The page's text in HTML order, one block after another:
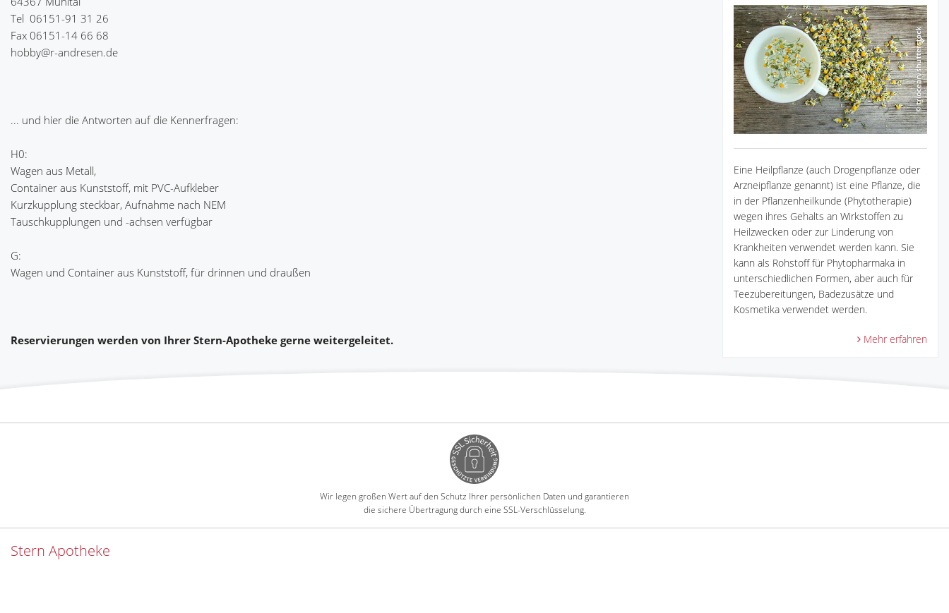
Tel 06151-91 31 26
Fax 06151-14 66 68
hobby@r-andresen.de
... und hier die Antworten auf die Kennerfragen:
H0:
Wagen aus Metall,
Container aus Kunststoff, mit PVC-Aufkleber
Kurzkupplung steckbar, Aufnahme nach NEM
Tauschkupplungen und -achsen verfügbar
G:
Wagen und Container aus Kunststoff, für drinnen und draußen
Reservierungen werden von Ihrer Stern-Apotheke gerne weitergeleitet.
Eine Heilpflanze (auch Drogenpflanze oder
Arzneipflanze genannt) ist eine Pflanze, die
in der Pflanzenheilkunde (Phytotherapie)
wegen ihres Gehalts an Wirkstoffen zu
Heilzwecken oder zur Linderung von
Krankheiten verwendet werden kann. Sie
kann als Rohstoff für Phytopharmaka in
unterschiedlichen Formen, aber auch für
Teezubereitungen, Badezusätze und
Kosmetika verwendet werden.
Mehr erfahren
Wir legen großen Wert auf den Schutz Ihrer persönlichen Daten und garantieren
die sichere Übertragung durch eine SSL-Verschlüsselung.
Stern Apotheke